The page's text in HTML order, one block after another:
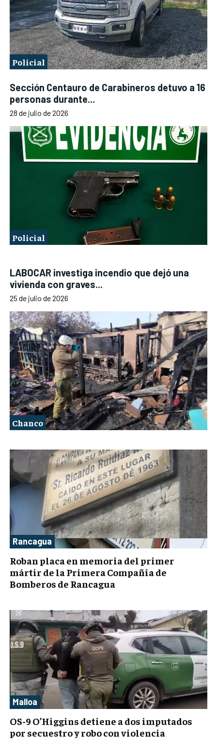
Policial
Sección Centauro de Carabineros detuvo a 16
personas durante...
28 de julio de 2026
Policial
LABOCAR investiga incendio que dejó una
vivienda con graves...
25 de julio de 2026
Chanco
Rancagua
Roban placa en memoria del primer
mártir de la Primera Compañía de
Bomberos de Rancagua
Malloa
OS-9 O’Higgins detiene a dos imputados
por secuestro y robo con violencia